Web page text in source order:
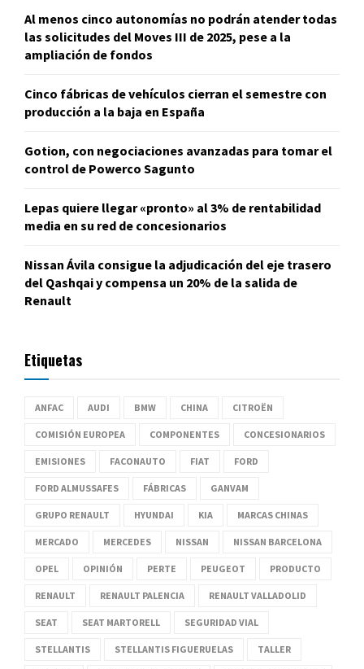
Al menos cinco autonomías no podrán atender todas
las solicitudes del Moves III de 2025, pese a la
ampliación de fondos
Cinco fábricas de vehículos cierran el semestre con
producción a la baja en España
Gotion, con negociaciones avanzadas para tomar el
control de Powerco Sagunto
Lepas quiere llegar «pronto» al 3% de rentabilidad
media en su red de concesionarios
Nissan Ávila consigue la adjudicación del eje trasero
del Qashqai y compensa un 20% de la salida de
Renault
Etiquetas
ANFAC AUDI BMW CHINA CITROËN
COMISIÓN EUROPEA COMPONENTES CONCESIONARIOS
EMISIONES FACONAUTO FIAT FORD
FORD ALMUSSAFES FÁBRICAS GANVAM
GRUPO RENAULT HYUNDAI KIA MARCAS CHINAS
MERCADO MERCEDES NISSAN NISSAN BARCELONA
OPEL OPINIÓN PERTE PEUGEOT PRODUCTO
RENAULT RENAULT PALENCIA RENAULT VALLADOLID
SEAT SEAT MARTORELL SEGURIDAD VIAL
STELLANTIS STELLANTIS FIGUERUELAS TALLER